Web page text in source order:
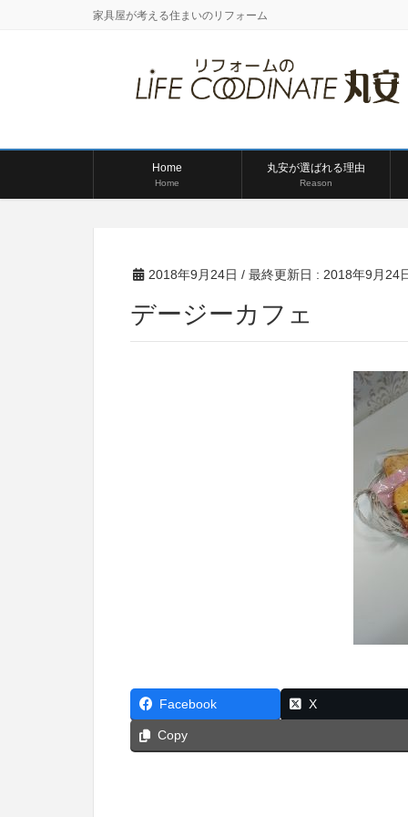
家具屋が考える住まいのリフォーム
Home
Home
丸安が選ばれる理由
Reason
2018年9月24日 / 最終更新日 : 2018年9月24
デージーカフェ
Facebook X
Copy